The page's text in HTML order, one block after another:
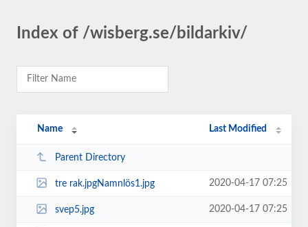
Index of /wisberg.se/bildarkiv/
Name Last Modified
Parent Directory
tre rak.jpgNamnlös1.jpg 2020-04-17 07:25
svep5.jpg 2020-04-17 07:25